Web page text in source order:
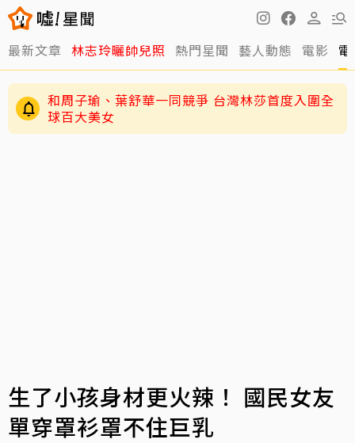
最新文章 林志玲曬帥兒照 熱門星聞 藝人動態 電影
和周子瑜、葉舒華一同競爭 台灣林莎首度入圍全
球百大美女
生了小孩身材更火辣！ 國民女友
單穿罩衫罩不住巨乳